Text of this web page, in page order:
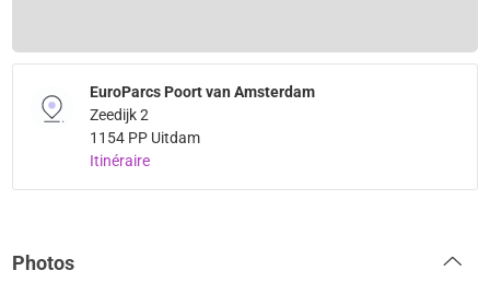
EuroParcs Poort van Amsterdam
Zeedijk 2
1154 PP Uitdam
Itinéraire
Photos